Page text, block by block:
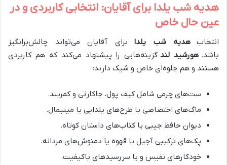
هدیه شب یلدا برای آقایان: انتخابی کاربردی و در
عین حال خاص
انتخاب هدیه شب یلدا
برای آقایان می‌تواند چالش‌برانگیز
باشد. هورشید لند گزینه‌هایی را پیشنهاد می‌کند که هم کاربردی
هستند و هم جلوه‌ای خاص و شیک دارند:
ست‌های چرمی شامل کیف پول، جاکارتی و کمربند.
ماگ‌های اختصاصی با طرح‌های یلدایی یا مینیمال.
دیوان حافظ جیبی یا کتاب‌های داستان کوتاه.
پک‌های ترکیبی آجیل با قهوه یا دمنوش‌های مردانه.
خودکارهای نفیس و یا سررسیدهای باکیفیت.